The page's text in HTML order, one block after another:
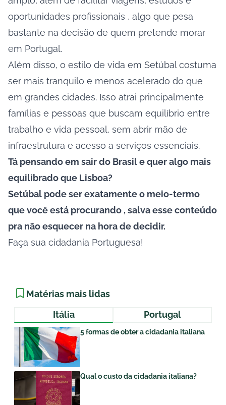
oportunidades profissionais , algo que pesa
bastante na decisão de quem pretende morar
em Portugal.
Além disso, o estilo de vida em Setúbal costuma
ser mais tranquilo e menos acelerado do que
em grandes cidades. Isso atrai principalmente
famílias e pessoas que buscam equilíbrio entre
trabalho e vida pessoal, sem abrir mão de
infraestrutura e acesso a serviços essenciais.
Tá pensando em sair do Brasil e quer algo mais
equilibrado que Lisboa?
Setúbal pode ser exatamente o meio-termo
que você está procurando , salva esse conteúdo
pra não esquecer na hora de decidir.
Faça sua cidadania Portuguesa!
Matérias mais lidas
Itália
Portugal
5 formas de obter a cidadania italiana
Qual o custo da cidadania italiana?